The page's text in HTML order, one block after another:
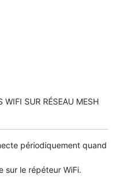
WIFI SUR RÉSEAU MESH
périodiquement quand
sur le répéteur WiFi.